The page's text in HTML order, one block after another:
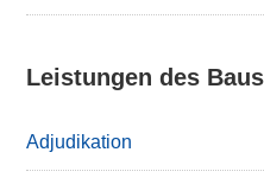
Leistungen des
Adjudikation